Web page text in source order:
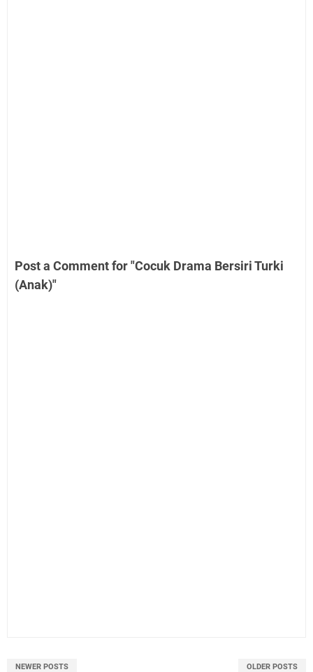
Post a Comment for "Cocuk Drama Bersiri Turki
(Anak)"
NEWER POSTS OLDER POSTS